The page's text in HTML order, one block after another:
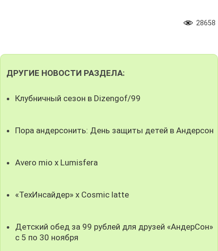
28658
ДРУГИЕ НОВОСТИ РАЗДЕЛА:
Клубничный сезон в Dizengof/99
Пора андерсонить: День защиты детей в Андерсон
Avero mio x Lumisfera
«ТехИнсайдер» х Cosmic latte
Детский обед за 99 рублей для друзей «АндерСон»
с 5 по 30 ноября